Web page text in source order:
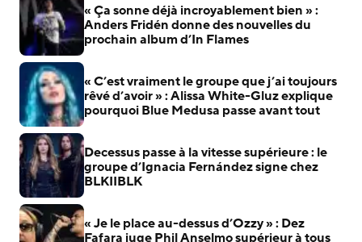
« Ça sonne déjà incroyablement bien » :
Anders Fridén donne des nouvelles du
prochain album d’In Flames
« C’est vraiment le groupe que j’ai toujours
rêvé d’avoir » : Alissa White-Gluz explique
pourquoi Blue Medusa passe avant tout
Decessus passe à la vitesse supérieure : le
groupe d’Ignacia Fernández signe chez
BLKIIBLK
« Je le place au-dessus d’Ozzy » : Dez
Fafara juge Phil Anselmo supérieur à tous